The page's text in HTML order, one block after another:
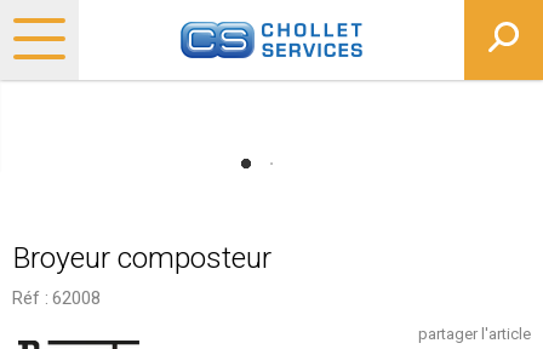
Broyeur composteur
Réf : 62008
partager l'article